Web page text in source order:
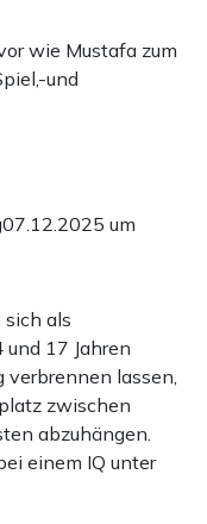
wie Mustafa zum
und
07.12.2025 um
als
und 17 Jahren
verbrennen lassen,
zwischen
abzuhängen.
einem IQ unter